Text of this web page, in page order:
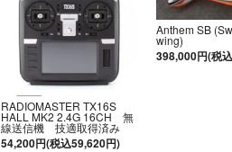
RADIOMASTER TX16S
HALL MK2 2.4G 16CH 無
線送信機 技適取得済み
54,200円(税込59,620円)
Anthem SB
wing)
398,000円(税